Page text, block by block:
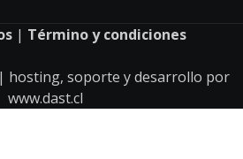
| Término y condiciones
| hosting, soporte y desarrollo por
www.dast.cl